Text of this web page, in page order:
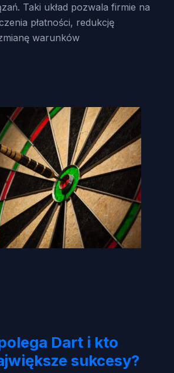
Taki układ pozwala firmie na
płatności, redukcję
warunków
Dart i kto
sukcesy?